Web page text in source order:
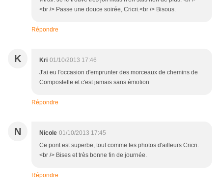
<br /> Passe une douce soirée, Cricri.<br /> Bisous.
Répondre
K Kri 01/10/2013 17:46
J'ai eu l'occasion d'emprunter des morceaux de chemins de
Compostelle et c'est jamais sans émotion
Répondre
N Nicole 01/10/2013 17:45
Ce pont est superbe, tout comme tes photos d'ailleurs Cricri.
<br /> Bises et très bonne fin de journée.
Répondre